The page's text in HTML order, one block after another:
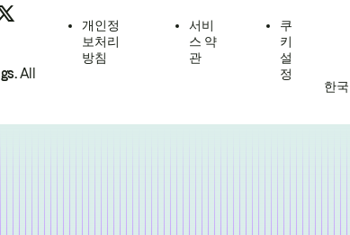
All
개인정
보처리
방침
서비
스 약
관
쿠
키
설
정
한